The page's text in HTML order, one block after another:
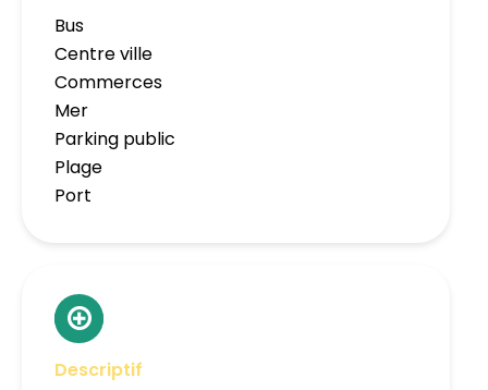
Bus
Centre ville
Commerces
Mer
Parking public
Plage
Port
Descriptif